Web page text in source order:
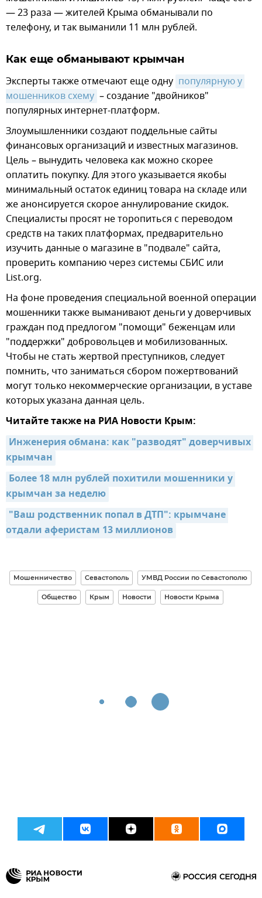
— 23 раза — жителей Крыма обманывали по
телефону, и так выманили 11 млн рублей.
Как еще обманывают крымчан
Эксперты также отмечают еще одну популярную у
мошенников схему – создание "двойников"
популярных интернет-платформ.
Злоумышленники создают поддельные сайты
финансовых организаций и известных магазинов.
Цель – вынудить человека как можно скорее
оплатить покупку. Для этого указывается якобы
минимальный остаток единиц товара на складе или
же анонсируется скорое аннулирование скидок.
Специалисты просят не торопиться с переводом
средств на таких платформах, предварительно
изучить данные о магазине в "подвале" сайта,
проверить компанию через системы СБИС или
List.org.
На фоне проведения специальной военной операции
мошенники также выманивают деньги у доверчивых
граждан под предлогом "помощи" беженцам или
"поддержки" добровольцев и мобилизованных.
Чтобы не стать жертвой преступников, следует
помнить, что заниматься сбором пожертвований
могут только некоммерческие организации, в уставе
которых указана данная цель.
Читайте также на РИА Новости Крым:
Инженерия обмана: как "разводят" доверчивых
крымчан
Более 18 млн рублей похитили мошенники у
крымчан за неделю
"Ваш родственник попал в ДТП": крымчане
отдали аферистам 13 миллионов
Мошенничество Севастополь УМВД России по Севастополю
Общество Крым Новости Новости Крыма